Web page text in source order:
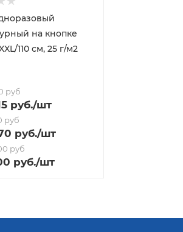
на кнопке
110 см, 25 г/м2
руб
руб./шт
руб
руб./шт
руб
руб./шт